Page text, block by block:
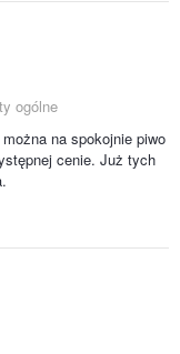
ogólne
na spokojnie piwo
cenie. Już tych